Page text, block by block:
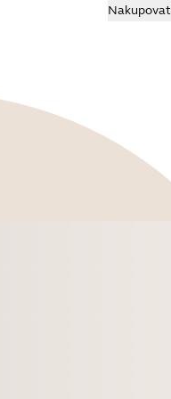
Nakupovat